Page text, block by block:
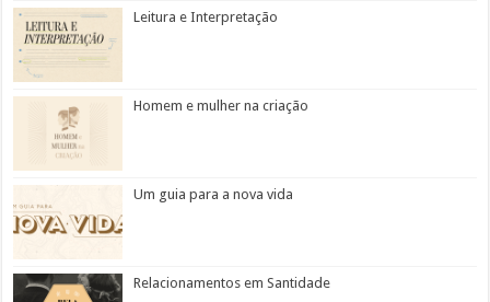
Leitura e Interpretação
Homem e mulher na criação
Um guia para a nova vida
Relacionamentos em Santidade